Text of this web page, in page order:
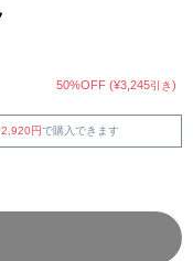
50%OFF (¥3,245引き)
2,920円で購入できます